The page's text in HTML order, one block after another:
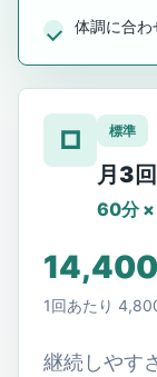
体調に合
□ 標準
月3
60分 ×
14,400
1回あたり
継続しやす